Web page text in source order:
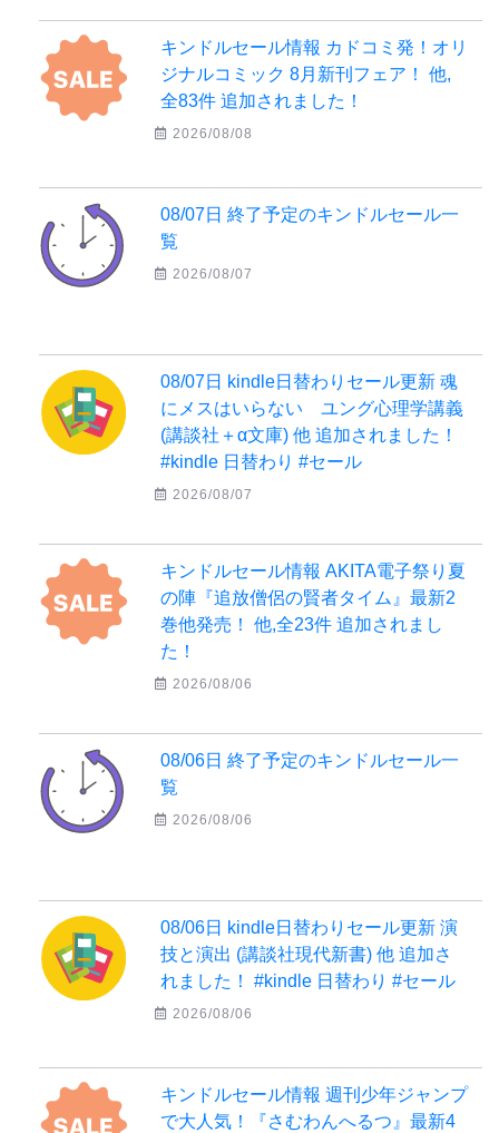
キンドルセール情報 カドコミ発！オリ
ジナルコミック 8月新刊フェア！ 他,
全83件 追加されました！
2026/08/08
08/07日 終了予定のキンドルセール一
覧
2026/08/07
08/07日 kindle日替わりセール更新 魂
にメスはいらない ユング心理学講義
(講談社＋α文庫) 他 追加されました！
#kindle 日替わり #セール
2026/08/07
キンドルセール情報 AKITA電子祭り夏
の陣『追放僧侶の賢者タイム』最新2
巻他発売！ 他,全23件 追加されまし
た！
2026/08/06
08/06日 終了予定のキンドルセール一
覧
2026/08/06
08/06日 kindle日替わりセール更新 演
技と演出 (講談社現代新書) 他 追加さ
れました！ #kindle 日替わり #セール
2026/08/06
キンドルセール情報 週刊少年ジャンプ
で大人気！『さむわんへるつ』最新4